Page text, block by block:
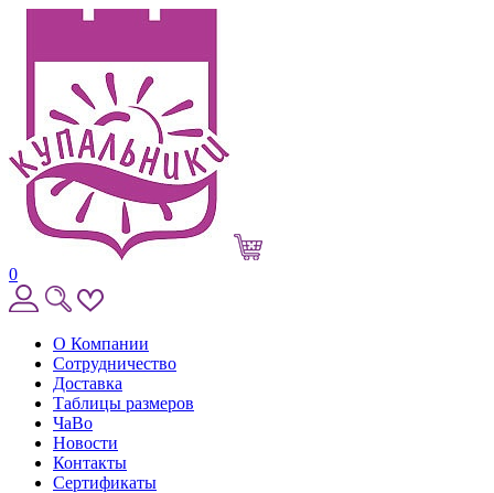
0
О Компании
Сотрудничество
Доставка
Таблицы размеров
ЧаВо
Новости
Контакты
Сертификаты